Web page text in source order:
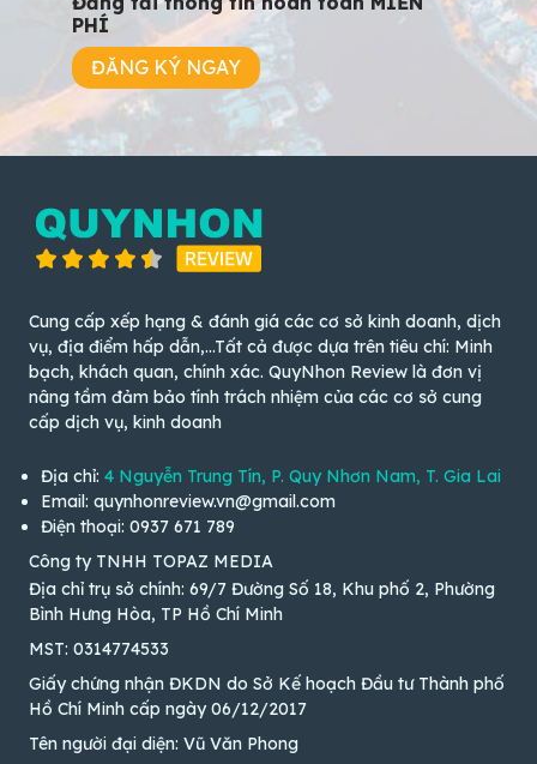
PHÍ
ĐĂNG KÝ NGAY
Cung cấp xếp hạng & đánh giá các cơ sở kinh doanh, dịch
vụ, địa điểm hấp dẫn,...Tất cả được dựa trên tiêu chí: Minh
bạch, khách quan, chính xác. QuyNhon Review là đơn vị
nâng tầm đảm bảo tính trách nhiệm của các cơ sở cung
cấp dịch vụ, kinh doanh
Địa chỉ: 4 Nguyễn Trung Tín, P. Quy Nhơn Nam, T. Gia Lai
Email: quynhonreview.vn@gmail.com
Điện thoại: 0937 671 789
Công ty TNHH TOPAZ MEDIA
Địa chỉ trụ sở chính: 69/7 Đường Số 18, Khu phố 2, Phường
Bình Hưng Hòa, TP Hồ Chí Minh
MST: 0314774533
Giấy chứng nhận ĐKDN do Sở Kế hoạch Đầu tư Thành phố
Hồ Chí Minh cấp ngày 06/12/2017
Tên người đại diện: Vũ Văn Phong